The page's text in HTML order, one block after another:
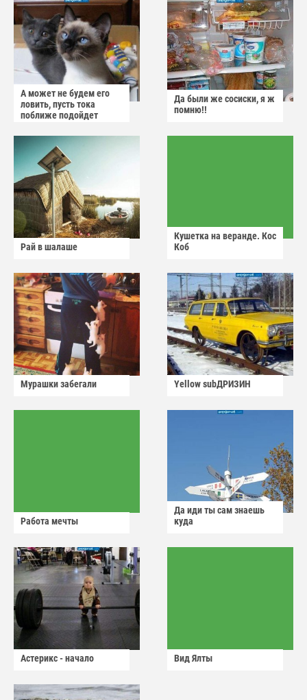
А может не будем его
ловить, пусть тока
поближе подойдет
Да были же сосиски, я ж
помню!!
Рай в шалаше
Кушетка на веранде. Кос
Коб
Мурашки забегали Yellow subДРИЗИН
Работа мечты
Да иди ты сам знаешь
куда
Астерикс - начало Вид Ялты